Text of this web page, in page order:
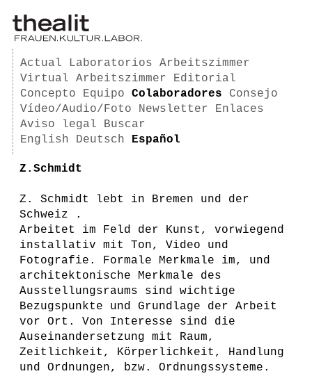
Actual Laboratorios
Arbeitszimmer
Virtual Arbeitszimmer
Editorial
Concepto
Equipo Colaboradores
Consejo
Vídeo/Audio/Foto
Newsletter
Enlaces
Aviso legal
Buscar
English
Deutsch Español
Z.Schmidt
Z. Schmidt lebt in Bremen und der
Schweiz .
Arbeitet im Feld der Kunst, vorwiegend
installativ mit Ton, Video und
Fotografie. Formale Merkmale im, und
architektonische Merkmale des
Ausstellungsraums sind wichtige
Bezugspunkte und Grundlage der Arbeit
vor Ort. Von Interesse sind die
Auseinandersetzung mit Raum,
Zeitlichkeit, Körperlichkeit, Handlung
und Ordnungen, bzw. Ordnungssysteme.